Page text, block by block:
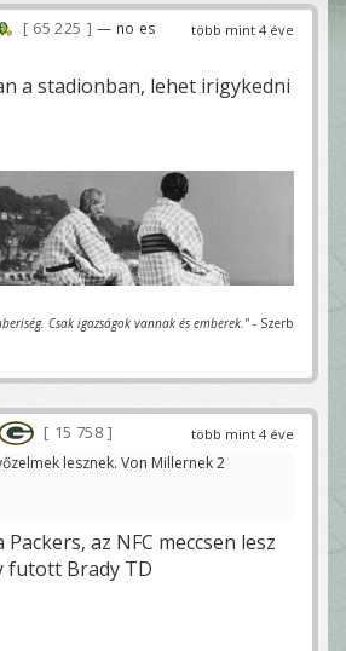
több mint 4 éve
65 225
— no es
a stadionban, lehet irigykedni
Csak igazságok vannak és emberek." - Szerb
több mint 4 éve
15 758
lesznek. Von Millernek 2
az NFC meccsen lesz
futott Brady TD